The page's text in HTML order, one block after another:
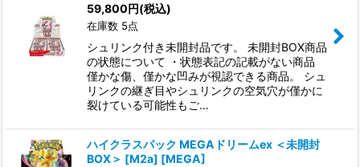
59,800円(税込)
在庫数 5点
シュリンク付き未開封品です。 未開封BOX商品
の状態について ・状態表記の記載がない商品
僅かな傷、僅かな凹みが視認できる商品。 シュ
リンクの継ぎ目やシュリンクの空気穴が僅かに
裂けている可能性もご…
ハイクラスパック MEGAドリームex ＜未開封
BOX＞ [M2a] [MEGA]